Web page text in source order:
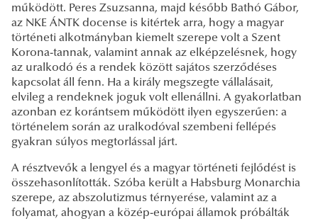
működött. Peres Zsuzsanna, majd később Bathó Gábor,
az NKE ÁNTK docense is kitértek arra, hogy a magyar
történeti alkotmányban kiemelt szerepe volt a Szent
Korona-tannak, valamint annak az elképzelésnek, hogy
az uralkodó és a rendek között sajátos szerződéses
kapcsolat áll fenn. Ha a király megszegte vállalásait,
elvileg a rendeknek joguk volt ellenállni. A gyakorlatban
azonban ez korántsem működött ilyen egyszerűen: a
történelem során az uralkodóval szembeni fellépés
gyakran súlyos megtorlással járt.
A résztvevők a lengyel és a magyar történeti fejlődést is
összehasonlították. Szóba került a Habsburg Monarchia
szerepe, az abszolutizmus térnyerése, valamint az a
folyamat, ahogyan a közép-európai államok próbálták